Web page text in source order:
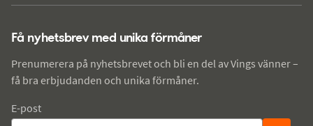
Få nyhetsbrev med unika förmåner
Prenumerera på nyhetsbrevet och bli en del av Vings vänner –
få bra erbjudanden och unika förmåner.
E-post